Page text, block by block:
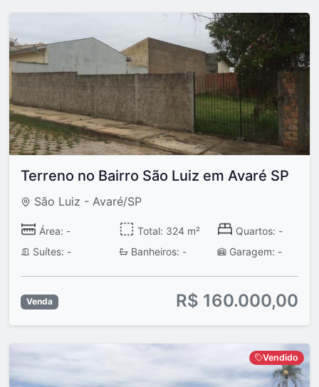
Terreno no Bairro São Luiz em Avaré SP
São Luiz - Avaré/SP
Área: - Total: 324 m²
Quartos: -
Suítes: -
Banheiros: - Garagem: -
Venda R$ 160.000,00
Vendido